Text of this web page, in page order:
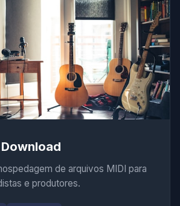
de arquivos MIDI para
e produtores.